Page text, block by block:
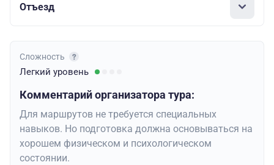
Отъезд
Сложность
Легкий уровень
Комментарий организатора тура:
Для маршрутов не требуется специальных
навыков. Но подготовка должна основываться на
хорошем физическом и психологическом
состоянии.